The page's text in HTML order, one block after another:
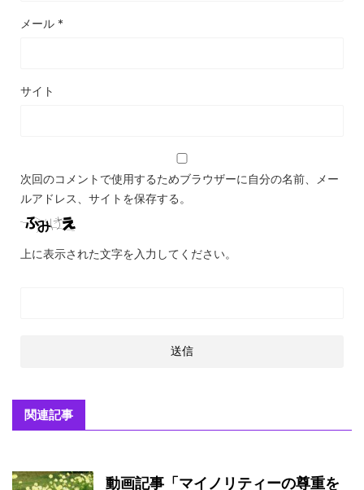
メール *
サイト
次回のコメントで使用するためブラウザーに自分の名前、メー
ルアドレス、サイトを保存する。
上に表示された文字を入力してください。
関連記事
動画記事「マイノリティーの尊重を